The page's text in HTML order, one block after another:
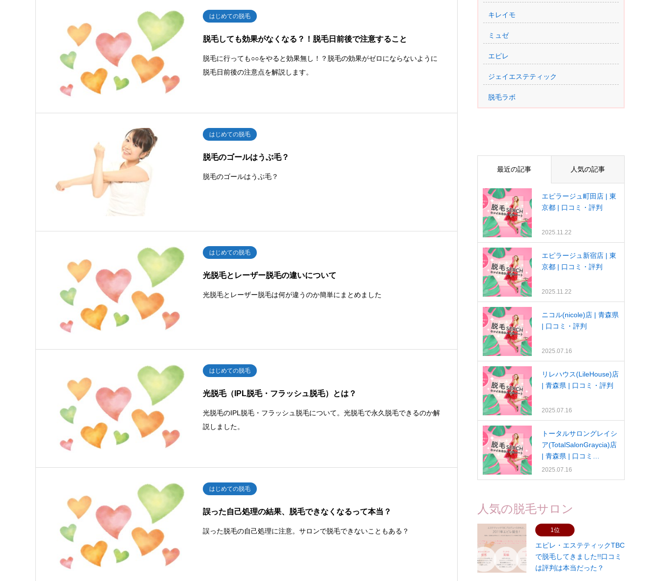
はじめての脱毛
脱毛しても効果がなくなる？！脱毛日前後で注意すること
脱毛に行っても○○をやると効果無し！？脱毛の効果がゼロにならないように
脱毛日前後の注意点を解説します。
はじめての脱毛
脱毛のゴールはうぶ毛？
脱毛のゴールはうぶ毛？
はじめての脱毛
光脱毛とレーザー脱毛の違いについて
光脱毛とレーザー脱毛は何が違うのか簡単にまとめました
はじめての脱毛
光脱毛（IPL脱毛・フラッシュ脱毛）とは？
光脱毛のIPL脱毛・フラッシュ脱毛について。光脱毛で永久脱毛できるのか解
説しました。
はじめての脱毛
誤った自己処理の結果、脱毛できなくなるって本当？
誤った脱毛の自己処理に注意。サロンで脱毛できないこともある？
キレイモ
ミュゼ
エピレ
ジェイエステティック
脱毛ラボ
最近の記事 人気の記事
エピラージュ町田店 | 東
京都 | 口コミ・評判
2025.11.22
エピラージュ新宿店 | 東
京都 | 口コミ・評判
2025.11.22
ニコル(nicole)店 | 青森県
| 口コミ・評判
2025.07.16
リレハウス(LileHouse)店
| 青森県 | 口コミ・評判
2025.07.16
トータルサロングレイシ
ア(TotalSalonGraycia)店
| 青森県 | 口コミ…
2025.07.16
人気の脱毛サロン
1位
エピレ・エステティックTBC
で脱毛してきました!!口コミ
は評判は本当だった？